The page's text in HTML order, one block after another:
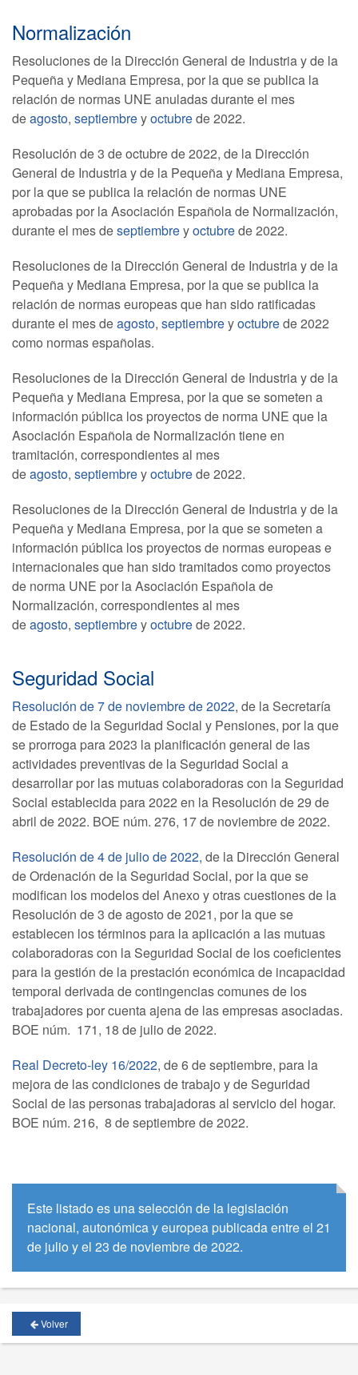
Normalización
Resoluciones de la Dirección General de Industria y de la
Pequeña y Mediana Empresa, por la que se publica la
relación de normas UNE anuladas durante el mes
deagosto, septiembreyoctubrede 2022.
Resolución de 3 de octubre de 2022, de la Dirección
General de Industria y de la Pequeña y Mediana Empresa,
por la que se publica la relación de normas UNE
aprobadas por la Asociación Española de Normalización,
durante el mes deseptiembreyoctubrede 2022.
Resoluciones de la Dirección General de Industria y de la
Pequeña y Mediana Empresa, por la que se publica la
relación de normas europeas que han sido ratificadas
durante el mes deagosto, septiembreyoctubrede 2022
como normas españolas.
Resoluciones de la Dirección General de Industria y de la
Pequeña y Mediana Empresa, por la que se someten a
información pública los proyectos de norma UNE que la
Asociación Española de Normalización tiene en
tramitación, correspondientes al mes
deagosto, septiembreyoctubrede 2022.
Resoluciones de la Dirección General de Industria y de la
Pequeña y Mediana Empresa, por la que se someten a
información pública los proyectos de normas europeas e
internacionales que han sido tramitados como proyectos
de norma UNE por la Asociación Española de
Normalización, correspondientes al mes
deagosto, septiembreyoctubrede 2022.
Seguridad Social
Resolución de 7 de noviembre de 2022, de la Secretaría
de Estado de la Seguridad Social y Pensiones, por la que
se prorroga para 2023 la planificación general de las
actividades preventivas de la Seguridad Social a
desarrollar por las mutuas colaboradoras con la Seguridad
Social establecida para 2022 en la Resolución de 29 de
abril de 2022. BOE núm. 276, 17 de noviembre de 2022.
Resolución de 4 de julio de 2022, de la Dirección General
de Ordenación de la Seguridad Social, por la que se
modifican los modelos del Anexo y otras cuestiones de la
Resolución de 3 de agosto de 2021, por la que se
establecen los términos para la aplicación a las mutuas
colaboradoras con la Seguridad Social de los coeficientes
para la gestión de la prestación económica de incapacidad
temporal derivada de contingencias comunes de los
trabajadores por cuenta ajena de las empresas asociadas.
BOE núm. 171, 18 de julio de 2022.
Real Decreto-ley 16/2022, de 6 de septiembre, para la
mejora de las condiciones de trabajo y de Seguridad
Social de las personas trabajadoras al servicio del hogar.
BOE núm. 216, 8 de septiembre de 2022.
Este listado es una selección de la legislación
nacional, autonómica y europea publicada entre el 21
de julio y el 23 de noviembre de 2022.
Volver